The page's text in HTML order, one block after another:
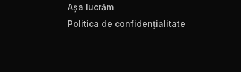
Aşa lucrăm
Politica de confidenţialitate